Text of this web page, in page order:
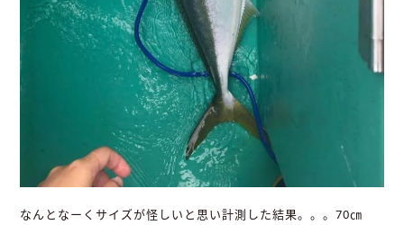
なんとなーくサイズが怪しいと思い計測した結果。。。70㎝